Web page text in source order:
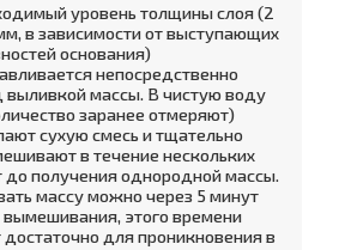
уровень толщины слоя (2
в зависимости от выступающих
основания)
непосредственно
выливкой массы. В чистую воду
заранее отмеряют)
сухую смесь и тщательно
в течение нескольких
до получения однород­ной массы.
массу можно через 5 минут
вымешивания, этого времени
достаточно для проникновения в